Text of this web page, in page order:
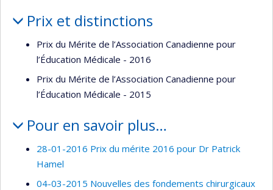
Prix et distinctions
Prix du Mérite de l’Association Canadienne pour
l’Éducation Médicale - 2016
Prix du Mérite de l’Association Canadienne pour
l’Éducation Médicale - 2015
Pour en savoir plus…
28-01-2016 Prix du mérite 2016 pour Dr Patrick
Hamel
04-03-2015 Nouvelles des fondements chirurgicaux